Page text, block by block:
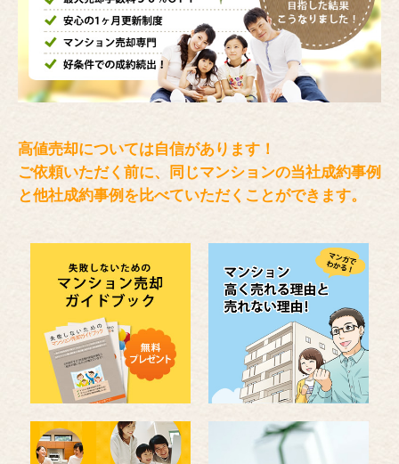
高値売却については自信があります！
ご依頼いただく前に、同じマンションの当社成約事例
と他社成約事例を比べていただくことができます。